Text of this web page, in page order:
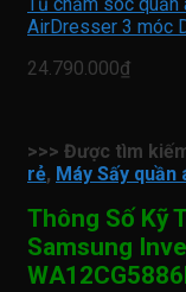
AirDresser 3 móc
24.790.000₫
>>> Được tìm
rẻ, Máy Sấy quần
Thông Số Kỹ
Samsung